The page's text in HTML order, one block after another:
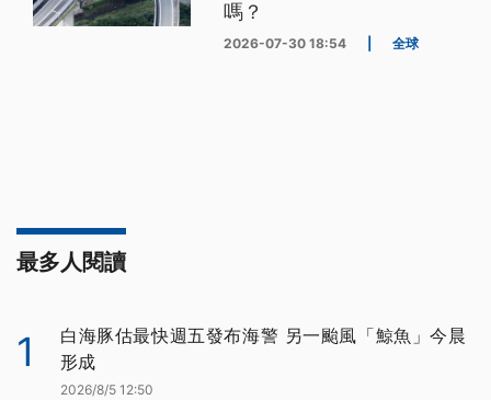
嗎？
2026-07-30 18:54 全球
最多人閱讀
1
白海豚估最快週五發布海警 另一颱風「鯨魚」今晨
形成
2026/8/5 12:50